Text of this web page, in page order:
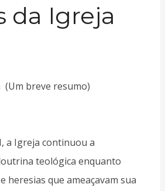
da Igreja
(Um breve resumo)
a Igreja continuou a
teológica enquanto
heresias que ameaçavam sua